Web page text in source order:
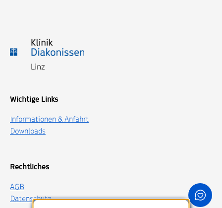
Wichtige Links
Informationen & Anfahrt
Downloads
Rechtliches
AGB
Datenschutz